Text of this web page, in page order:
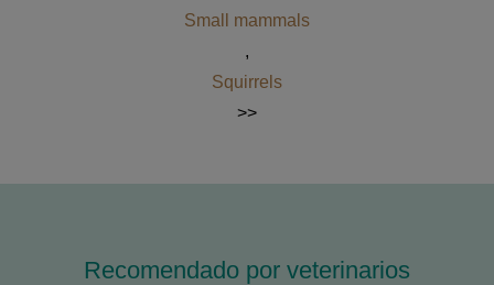
Small mammals
,
Squirrels
>>
Recomendado por veterinarios